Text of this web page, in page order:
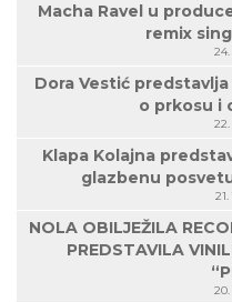
Macha Ravel u
remix
24.
Dora Vestić
o prkosu i
22.
Klapa Kolajna
glazbenu
NOLA OBILJEŽILA
PREDSTAVILA
20.